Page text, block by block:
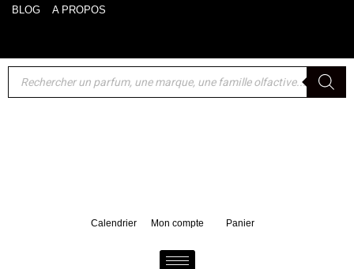
BLOG A PROPOS
Calendrier Mon compte Panier